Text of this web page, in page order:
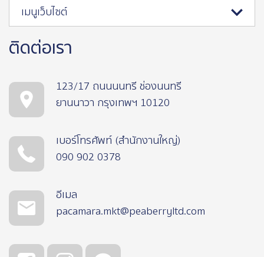
เมนูเว็บไซต์
ติดต่อเรา
123/17 ถนนนนทรี ช่องนนทรี
ยานนาวา กรุงเทพฯ 10120
เบอร์โทรศัพท์ (สำนักงานใหญ่)
090 902 0378
อีเมล
pacamara.mkt@peaberryltd.com